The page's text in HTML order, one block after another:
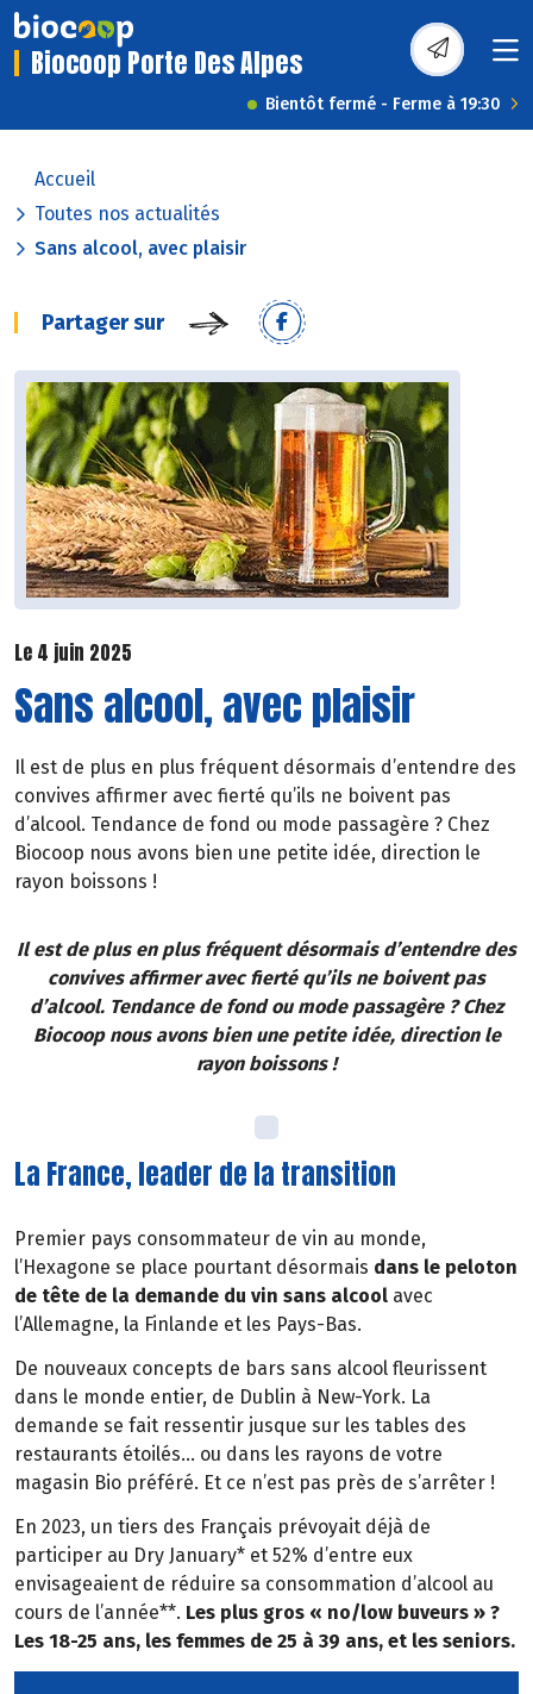
Biocoop Porte Des Alpes
Bientôt fermé - Ferme à 19:30
Accueil
Toutes nos actualités
Sans alcool, avec plaisir
Partager sur
Le 4 juin 2025
Sans alcool, avec plaisir
Il est de plus en plus fréquent désormais d’entendre des
convives affirmer avec fierté qu’ils ne boivent pas
d’alcool. Tendance de fond ou mode passagère ? Chez
Biocoop nous avons bien une petite idée, direction le
rayon boissons !
Il est de plus en plus fréquent désormais d’entendre des
convives affirmer avec fierté qu’ils ne boivent pas
d’alcool. Tendance de fond ou mode passagère ? Chez
Biocoop nous avons bien une petite idée, direction le
rayon boissons !
La France, leader de la transition
Premier pays consommateur de vin au monde,
l’Hexagone se place pourtant désormais dans le peloton
de tête de la demande du vin sans alcool avec
l’Allemagne, la Finlande et les Pays-Bas.
De nouveaux concepts de bars sans alcool fleurissent
dans le monde entier, de Dublin à New-York. La
demande se fait ressentir jusque sur les tables des
restaurants étoilés… ou dans les rayons de votre
magasin Bio préféré. Et ce n’est pas près de s’arrêter !
En 2023, un tiers des Français prévoyait déjà de
participer au Dry January* et 52% d’entre eux
envisageaient de réduire sa consommation d’alcool au
cours de l’année**. Les plus gros « no/low buveurs » ?
Les 18-25 ans, les femmes de 25 à 39 ans, et les seniors.